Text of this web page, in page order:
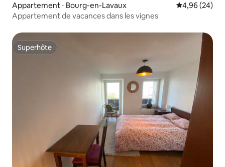
Appartement ⋅ Bourg-en-Lavaux Évaluation
4,96 (24)
Appartement de vacances dans les vignes
Superhôte
Superhôte